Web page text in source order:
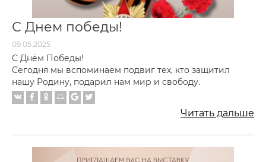
С Днем победы!
09.05.2025
С Днём Победы!
Сегодня мы вспоминаем подвиг тех, кто защитил
нашу Родину, подарил нам мир и свободу.
Читать дальше